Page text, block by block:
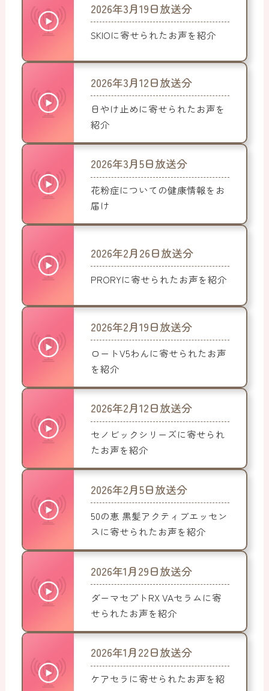
2026年3月19日放送分
SKIOに寄せられたお声を紹介
2026年3月12日放送分
日やけ止めに寄せられたお声を
紹介
2026年3月5日放送分
花粉症についての健康情報をお
届け
2026年2月26日放送分
PRORYに寄せられたお声を紹介
2026年2月19日放送分
ロートV5わんに寄せられたお声
を紹介
2026年2月12日放送分
セノビックシリーズに寄せられ
たお声を紹介
2026年2月5日放送分
50の恵 黒髪アクティブエッセン
スに寄せられたお声を紹介
2026年1月29日放送分
ダーマセプトRX VAセラムに寄
せられたお声を紹介
2026年1月22日放送分
ケアセラに寄せられたお声を紹